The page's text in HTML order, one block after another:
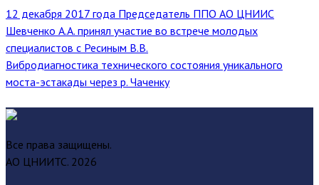
12 декабря 2017 года Председатель ППО АО ЦНИИС
Шевченко А.А. принял участие во встрече молодых
специалистов с Ресиным В.В.
Вибродиагностика технического состояния уникального
моста-эстакады через р. Чаченку
Все права защищены.
АО ЦНИИТС. 2026